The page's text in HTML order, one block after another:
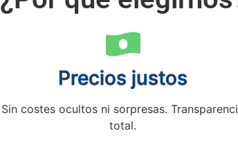
Precios justos
Sin costes ocultos ni sorpresas.
total.